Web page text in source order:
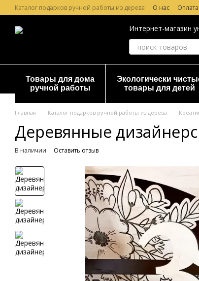
Перейти к основному контенту
Каталог подарков ручной работы из дерева О нас
Лазерная гравировка по дереву
Гарантия и Возврат
Интернет-магазин
Товары для дома
ручной работы
Экологически
товары для детей
Главная Каталог подарков ручной работы из дерева
Деревянные
В наличии Оставить отзыв